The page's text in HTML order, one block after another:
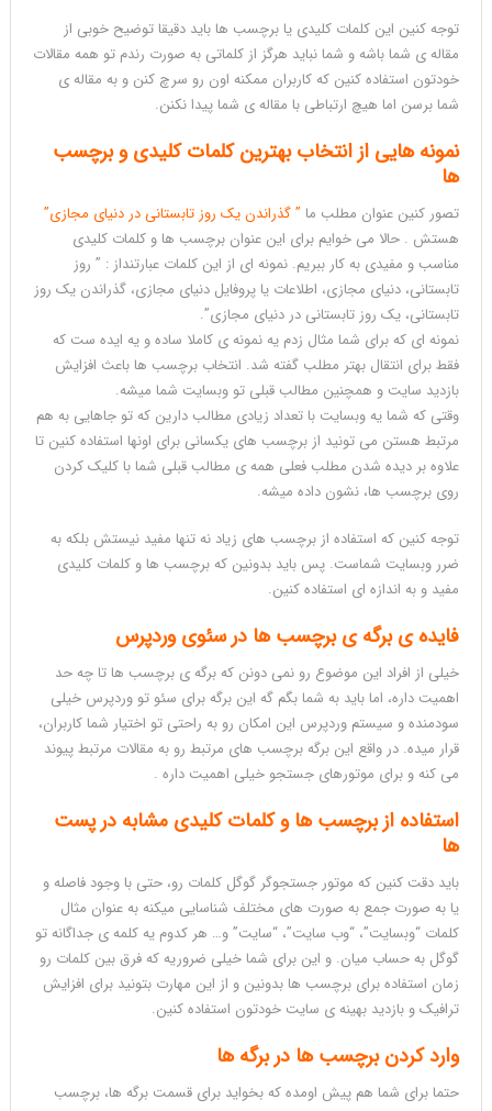
توجه کنین این کلمات کلیدی یا برچسب ها باید دقیقا توضیح خوبی از
مقاله ی شما باشه و شما نباید هرگز از کلماتی به صورت رندم تو همه مقالات
خودتون استفاده کنین که کاربران ممکنه اون رو سرچ کنن و به مقاله ی
شما برسن اما هیچ ارتباطی با مقاله ی شما پیدا نکنن.
نمونه هایی از انتخاب بهترین کلمات کلیدی و برچسب
ها
تصور کنین عنوان مطلب ما ” گذراندن یک روز تابستانی در دنیای مجازی”
هستش . حالا می خوایم برای این عنوان برچسب ها و کلمات کلیدی
مناسب و مفیدی به کار ببریم. نمونه ای از این کلمات عبارتنداز : ” روز
تابستانی، دنیای مجازی، اطلاعات یا پروفایل دنیای مجازی، گذراندن یک روز
تابستانی، یک روز تابستانی در دنیای مجازی”.
نمونه ای که برای شما مثال زدم یه نمونه ی کاملا ساده و یه ایده ست که
فقط برای انتقال بهتر مطلب گفته شد. انتخاب برچسب ها باعث افزایش
بازدید سایت و همچنین مطالب قبلی تو وبسایت شما میشه.
وقتی که شما یه وبسایت با تعداد زیادی مطالب دارین که تو جاهایی به هم
مرتبط هستن می تونید از برچسب های یکسانی برای اونها استفاده کنین تا
علاوه بر دیده شدن مطلب فعلی همه ی مطالب قبلی شما با کلیک کردن
روی برچسب ها، نشون داده میشه.
توجه کنین که استفاده از برچسب های زیاد نه تنها مفید نیستش بلکه به
ضرر وبسایت شماست. پس باید بدونین که برچسب ها و کلمات کلیدی
مفید و به اندازه ای استفاده کنین.
فایده ی برگه ی برچسب ها در سئوی وردپرس
خیلی از افراد این موضوع رو نمی دونن که برگه ی برچسب ها تا چه حد
اهمیت داره، اما باید به شما بگم گه این برگه برای سئو تو وردپرس خیلی
سودمنده و سیستم وردپرس این امکان رو به راحتی تو اختیار شما کاربران،
قرار میده. در واقع این برگه برچسب های مرتبط رو به مقالات مرتبط پیوند
می کنه و برای موتورهای جستجو خیلی اهمیت داره .
استفاده از برچسب ها و کلمات کلیدی مشابه در پست
ها
باید دقت کنین که موتور جستجوگر گوگل کلمات رو، حتی با وجود فاصله و
یا به صورت جمع به صورت های مختلف شناسایی میکنه به عنوان مثال
کلمات “وبسایت”، “وب سایت”، “سایت” و… هر کدوم یه کلمه ی جداگانه تو
گوگل به حساب میان. و این برای شما خیلی ضروریه که فرق بین کلمات رو
زمان استفاده برای برچسب ها بدونین و از این مهارت بتونید برای افزایش
ترافیک و بازدید بهینه ی سایت خودتون استفاده کنین.
وارد کردن برچسب ها در برگه ها
حتما برای شما هم پیش اومده که بخواید برای قسمت برگه ها، برچسب